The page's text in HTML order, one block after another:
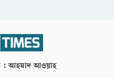
: আহমাদ আওয়াহ